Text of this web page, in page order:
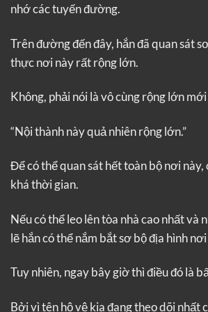
nhớ các tuyến đường.
Trên đường đến đây, hắn đã quan sát
thực nơi này rất rộng lớn.
Không, phải nói là vô cùng rộng lớn
“Nội thành này quả nhiên rộng lớn.”
Để có thể quan sát hết toàn bộ nơi này,
khá thời gian.
Nếu có thể leo lên tòa nhà cao nhất và
lẽ hắn có thể nắm bắt sơ bộ địa hình nơi
Tuy nhiên, ngay bây giờ thì điều đó là
Bởi vì tên hộ vệ kia đang theo dõi nhất